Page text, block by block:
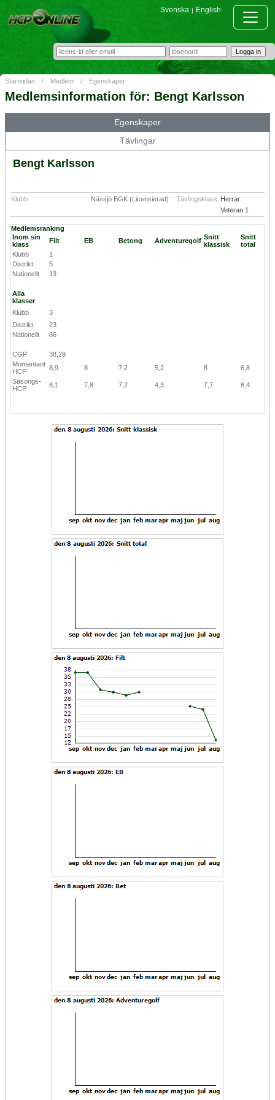
Svenska | English
Startsidan / Medlem / Egenskaper
Medlemsinformation för: Bengt Karlsson
Egenskaper
Tävlingar
Bengt Karlsson
Klubb: Nässjö BGK (Licensierad) Tävlingsklass: Herrar
Veteran 1
Medlemsranking
Inom sin
klass
Filt EB Betong Adventuregolf Snitt
klassisk
Snitt
total
Klubb
1
Distrikt
5
Nationellt
13
Alla
klasser
Klubb
3
Distrikt
23
Nationellt
86
CGP
38,29
Momentant
HCP
8,9 8 7,2 5,2 8
6,8
Säsongs-
HCP
8,1 7,8 7,2 4,3 7,7 6,4